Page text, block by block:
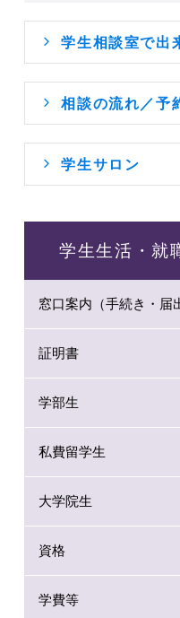
学生相談室で出
相談の流れ／予
学生サロン
学生生活・就
窓口案内（手続き・届
証明書
学部生
私費留学生
大学院生
資格
学費等